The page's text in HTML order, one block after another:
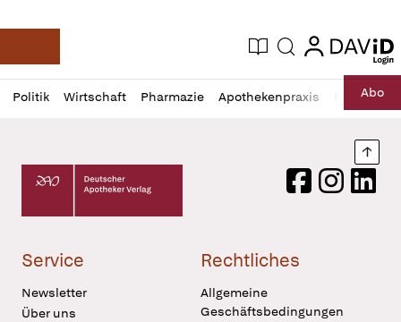
Deutsche Apotheker Zeitung
Aktuelle Ausgabe
Suche login
login
Politik Wirtschaft Pharmazie Apothekenpraxis RechtAbo
Profil
öffnen
Daz
Pur
Deutscher Apotheker Verlag Logo
FacebookInstagram
Service
Newsletter
Über uns
Rechtliches
Allgemeine
Geschäftsbedingungen